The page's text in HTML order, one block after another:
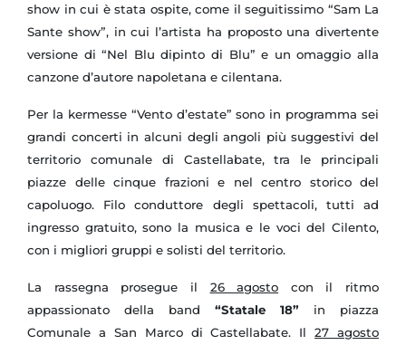
show in cui è stata ospite, come il seguitissimo “Sam La
Sante show”, in cui l’artista ha proposto una divertente
versione di “Nel Blu dipinto di Blu” e un omaggio alla
canzone d’autore napoletana e cilentana.
Per la kermesse “Vento d’estate” sono in programma sei
grandi concerti in alcuni degli angoli più suggestivi del
territorio comunale di Castellabate, tra le principali
piazze delle cinque frazioni e nel centro storico del
capoluogo. Filo conduttore degli spettacoli, tutti ad
ingresso gratuito, sono la musica e le voci del Cilento,
con i migliori gruppi e solisti del territorio.
La rassegna prosegue il 26 agosto con il ritmo
appassionato della band “Statale 18” in piazza
Comunale a San Marco di Castellabate. Il27 agosto